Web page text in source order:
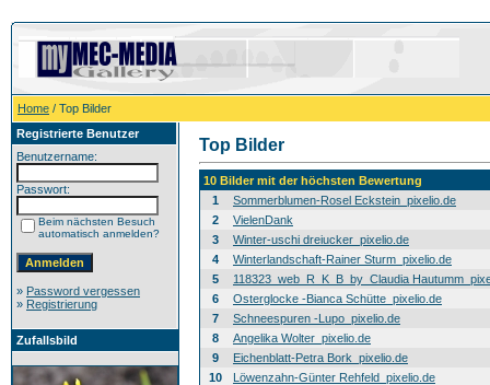
Home / Top Bilder
Registrierte Benutzer
Benutzername:
Passwort:
Beim nächsten Besuch
automatisch anmelden?
» Password vergessen
» Registrierung
Zufallsbild
Top Bilder
10 Bilder mit der höchsten Bewertung
1
Sommerblumen-Rosel Eckstein_pixelio.de
2
VielenDank
3
Winter-uschi dreiucker_pixelio.de
4
Winterlandschaft-Rainer Sturm_pixelio.de
5
118323_web_R_K_B_by_Claudia
6
Osterglocke -Bianca Schütte_pixelio.de
7
Schneespuren -Lupo_pixelio.de
8
Angelika Wolter_pixelio.de
9
Eichenblatt-Petra Bork_pixelio.de
10
Löwenzahn-Günter Rehfeld_pixelio.de